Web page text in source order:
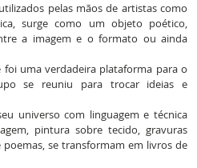
pelas mãos de artistas como
surge como um objeto poético,
a imagem e o formato ou ainda
uma verdadeira plataforma para o
se reuniu para trocar ideias e
universo com linguagem e técnica
pintura sobre tecido, gravuras
se transformam em livros de